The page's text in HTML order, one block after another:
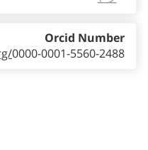
0000-0001-5560-2488
Orcid Number